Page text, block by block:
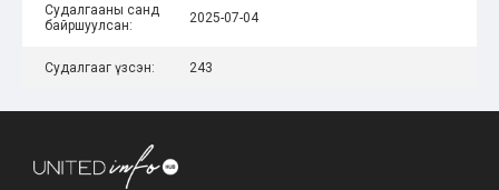
Судалгааны санд
байршуулсан:
2025-07-04
Судалгааг үзсэн: 243